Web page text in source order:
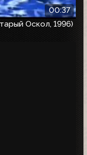
00:37
Оскол, 1996)